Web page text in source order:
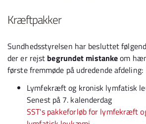
Kræftpakker
Sundhedsstyrelsen har besluttet
der er rejst begrundet mistankeom
første fremmøde på udredende afdeling:
Lymfekræft og kronisk lymfatisk
Senest på 7. kalenderdag
SST's pakkeforløb for lymfekræft